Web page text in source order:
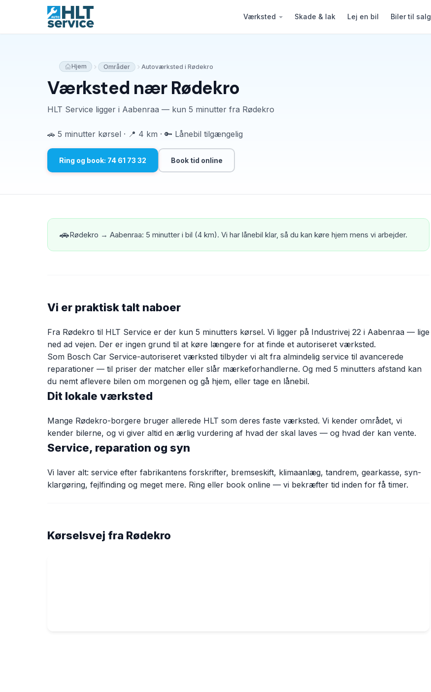
Værksted Skade & lak Lej en bil Biler til salg
Hjem Områder Autoværksted i Rødekro
Værksted nær Rødekro
HLT Service ligger i Aabenraa — kun 5 minutter fra Rødekro
🚗 5 minutter kørsel · 📍 4 km · 🔑 Lånebil tilgængelig
Ring og book: 74 61 73 32 Book tid online
🚗Rødekro → Aabenraa: 5 minutter i bil (4 km). Vi har lånebil klar, så du kan køre hjem mens vi arbejder.
Vi er praktisk talt naboer
Fra Rødekro til HLT Service er der kun 5 minutters kørsel. Vi ligger på Industrivej 22 i Aabenraa — lige
ned ad vejen. Der er ingen grund til at køre længere for at finde et autoriseret værksted.
Som Bosch Car Service-autoriseret værksted tilbyder vi alt fra almindelig service til avancerede
reparationer — til priser der matcher eller slår mærkeforhandlerne. Og med 5 minutters afstand kan
du nemt aflevere bilen om morgenen og gå hjem, eller tage en lånebil.
Dit lokale værksted
Mange Rødekro-borgere bruger allerede HLT som deres faste værksted. Vi kender området, vi
kender bilerne, og vi giver altid en ærlig vurdering af hvad der skal laves — og hvad der kan vente.
Service, reparation og syn
Vi laver alt: service efter fabrikantens forskrifter, bremseskift, klimaanlæg, tandrem, gearkasse, syn-
klargøring, fejlfinding og meget mere. Ring eller book online — vi bekræfter tid inden for få timer.
Kørselsvej fra Rødekro